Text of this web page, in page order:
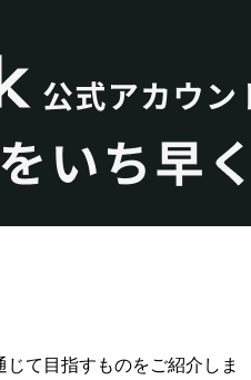
て目指すものをご紹介しま